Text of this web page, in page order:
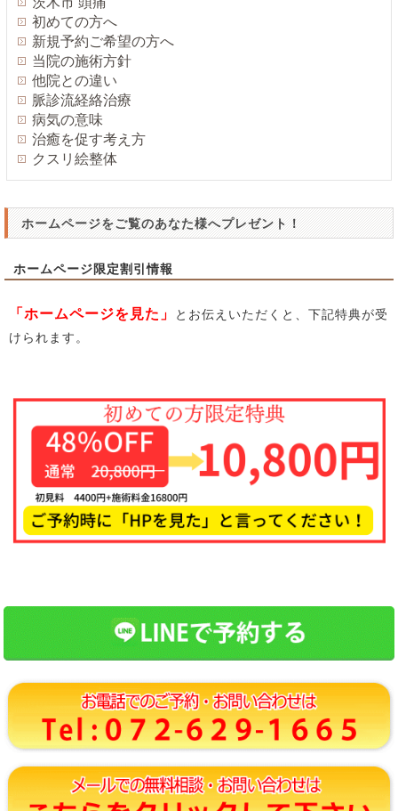
初めての方へ
新規予約ご希望の方へ
当院の施術方針
他院との違い
脈診流経絡治療
病気の意味
治癒を促す考え方
クスリ絵整体
ホームページをご覧のあなた様へプレゼント！
ホームページ限定割引情報
「ホームページを見た」
とお伝えいただくと、下記特典が受
けられます。